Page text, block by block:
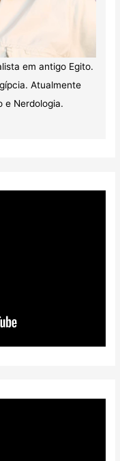
em antigo Egito.
Atualmente
e Nerdologia.